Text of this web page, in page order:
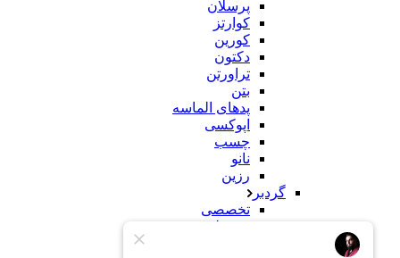
پرسلان
کوارتز
کورین
دکتون
تراورتن
بتن
پدهای الماسه
اپوکسی
چسب
نانو
رزین
گردبر
تخصصی
معمولی